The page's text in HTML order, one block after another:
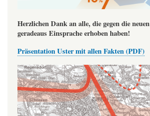
Herzlichen Dank an alle, die gegen die
geradeaus Einsprache erhoben haben!
Präsentation Uster mit allen Fakten (PDF)